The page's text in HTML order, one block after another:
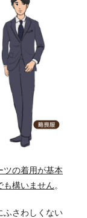
ツの着用が基本
も構いません。
ふさわしくない